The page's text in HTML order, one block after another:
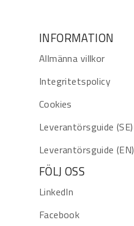
INFORMATION
Allmänna villkor
Integritetspolicy
Cookies
Leverantörsguide (SE)
Leverantörsguide (EN)
FÖLJ OSS
LinkedIn
Facebook